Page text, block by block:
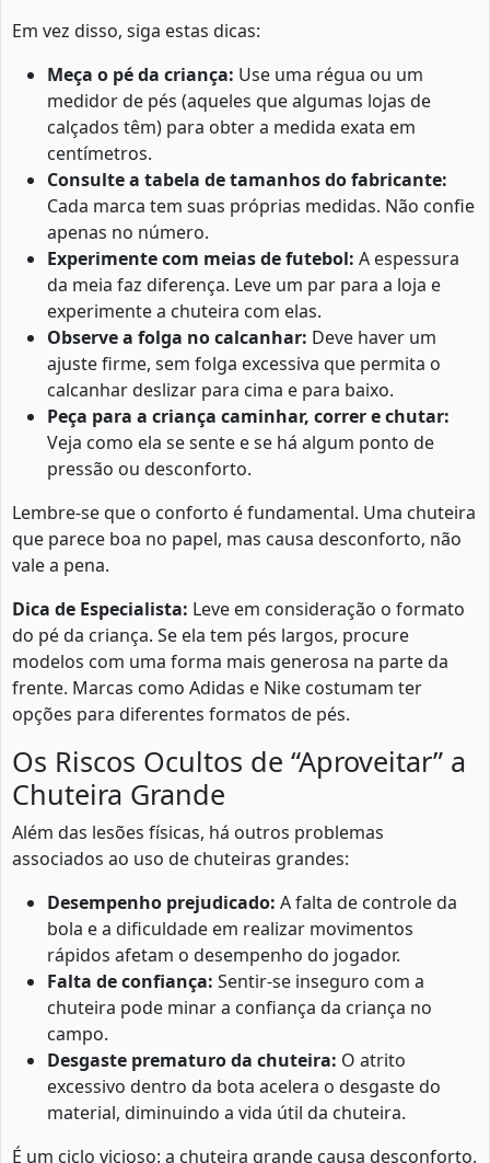
Em vez disso, siga estas dicas:
Meça o pé da criança: Use uma régua ou um
medidor de pés (aqueles que algumas lojas de
calçados têm) para obter a medida exata em
centímetros.
Consulte a tabela de tamanhos do fabricante:
Cada marca tem suas próprias medidas. Não confie
apenas no número.
Experimente com meias de futebol: A espessura
da meia faz diferença. Leve um par para a loja e
experimente a chuteira com elas.
Observe a folga no calcanhar: Deve haver um
ajuste firme, sem folga excessiva que permita o
calcanhar deslizar para cima e para baixo.
Peça para a criança caminhar, correr e chutar:
Veja como ela se sente e se há algum ponto de
pressão ou desconforto.
Lembre-se que o conforto é fundamental. Uma chuteira
que parece boa no papel, mas causa desconforto, não
vale a pena.
Dica de Especialista: Leve em consideração o formato
do pé da criança. Se ela tem pés largos, procure
modelos com uma forma mais generosa na parte da
frente. Marcas como Adidas e Nike costumam ter
opções para diferentes formatos de pés.
Os Riscos Ocultos de “Aproveitar” a
Chuteira Grande
Além das lesões físicas, há outros problemas
associados ao uso de chuteiras grandes:
Desempenho prejudicado: A falta de controle da
bola e a dificuldade em realizar movimentos
rápidos afetam o desempenho do jogador.
Falta de confiança: Sentir-se inseguro com a
chuteira pode minar a confiança da criança no
campo.
Desgaste prematuro da chuteira: O atrito
excessivo dentro da bota acelera o desgaste do
material, diminuindo a vida útil da chuteira.
É um ciclo vicioso: a chuteira grande causa desconforto,